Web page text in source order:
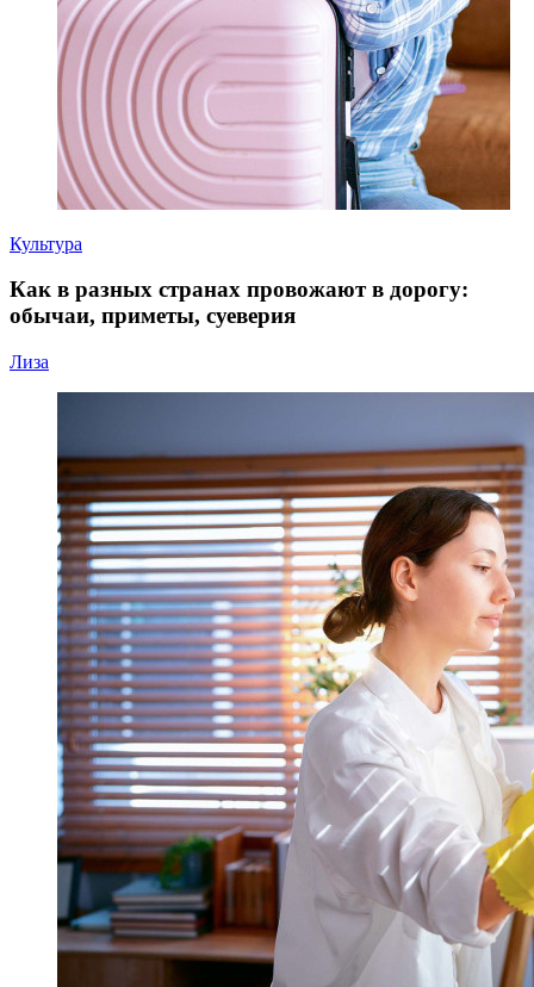
Культура
Как в разных странах провожают в дорогу:
обычаи, приметы, суеверия
Лиза